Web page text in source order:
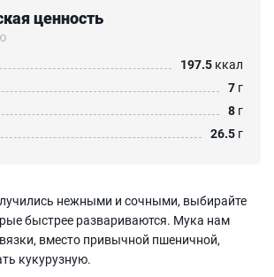
ценность
197.5 ккал
7 г
8 г
26.5 г
нежными и сочными, выбирайте
быстрее развариваются. Мука нам
вместо привычной пшеничной,
кукурузную.